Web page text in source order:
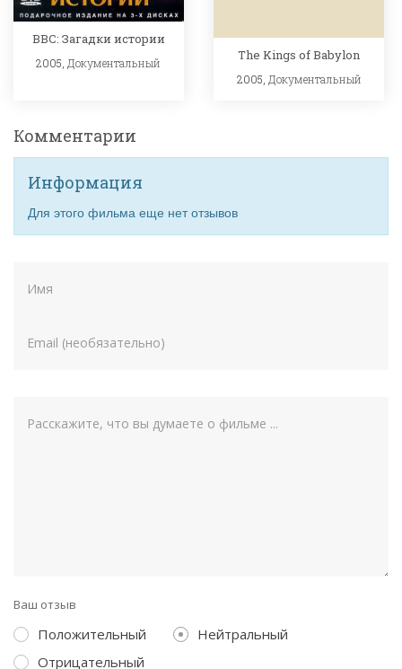
BBC: Загадки истории
2005, Документальный
The Kings of Babylon
2005, Документальный
Комментарии
Информация
Для этого фильма еще нет отзывов
Ваш отзыв
Положительный
Нейтральный
Отрицательный